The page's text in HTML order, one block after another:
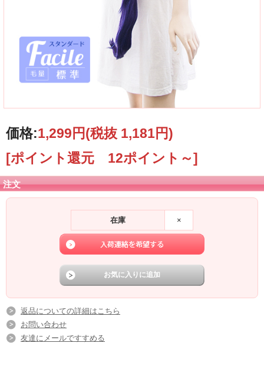
価格:1,299円(税抜 1,181円)
[ポイント還元 12ポイント～]
注文
在庫 ×
返品についての詳細はこちら
お問い合わせ
友達にメールですすめる